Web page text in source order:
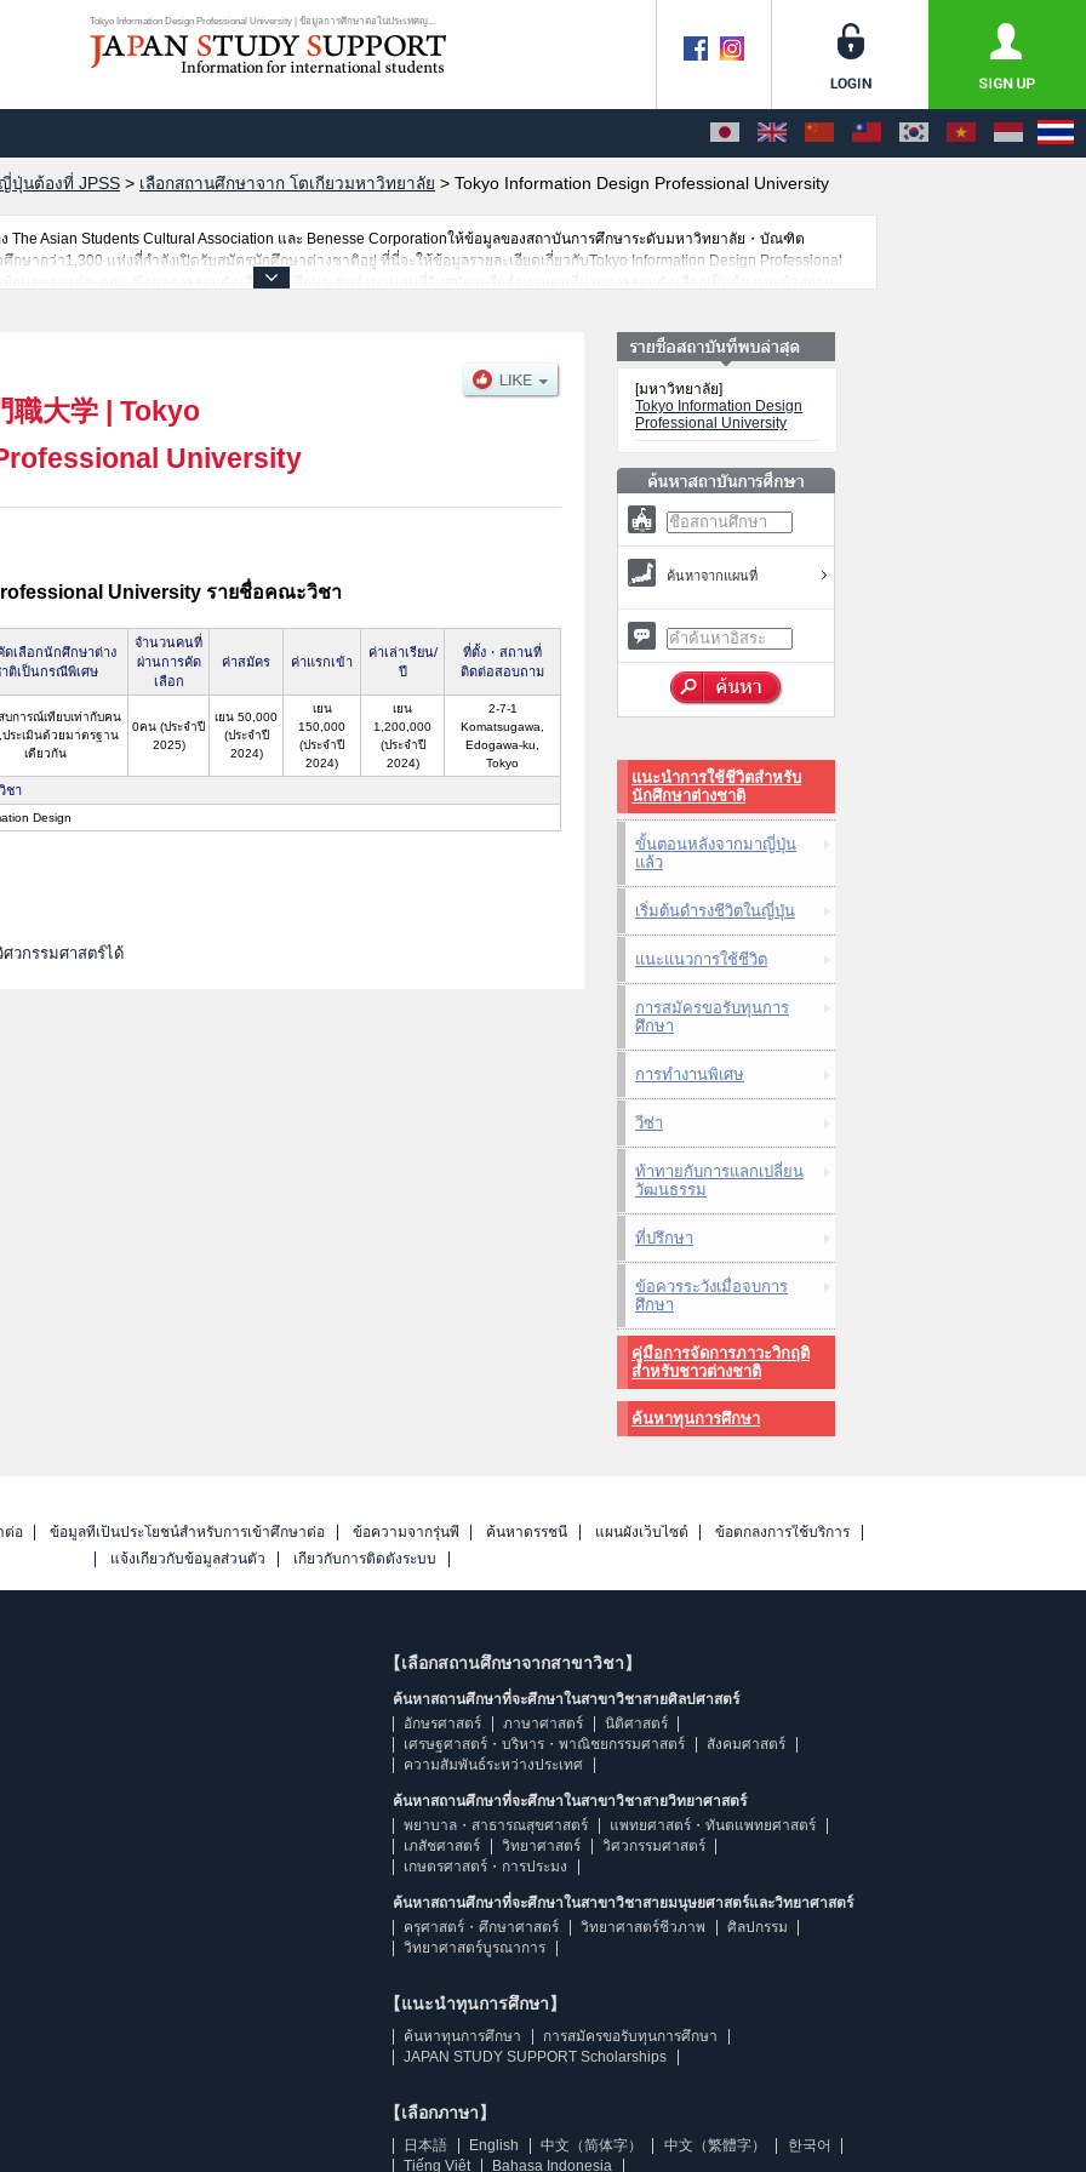
Tokyo Information Design Professional University | ข้อมูลการศึกษาต่อในประเทศญ...
ปุ่นต้องที่ JPSS > เลือกสถานศึกษาจาก โตเกียวมหาวิทยาลัย > Tokyo Information Design Professional University
The Asian Students Cultural Association และ Benesse Corporationให้ข้อมูลของสถาบันการศึกษาระดับมหาวิทยาลัย・บัณฑิต
ษากว่า1,300 แห่งที่กำลังเปิดรับสมัครนักศึกษาต่างชาติอยู่ ที่นี่จะให้ข้อมูลรายละเอียดเกี่ยวกับTokyo Information Design Professional
ข้อมูลของแต่ละคณะ,ข้อมูลการสอบคัดเลือกเข้าศึกษาเช่นจำนวนคนที่รับสมัครหรือจำนวนคนที่ผ่านการสอบคัดเลือกเป็นต้น,แนะนำสถาน
職大学 | Tokyo
University
University รายชื่อคณะวิชา
ดเลือกนักศึกษาต่าง
ติเป็นกรณีพิเศษ
จำนวนคนที่
ผ่านการคัด
เลือก
ค่าสมัคร ค่าแรกเข้า
ค่าเล่าเรียน/
ปี
ที่ตั้ง・สถานที่
ติดต่อสอบถาม
บการณ์เทียบเท่ากับคน
ระเมินด้วยมาตรฐาน
เดียวกัน
0คน (ประจำปี
2025)
เยน 50,000
(ประจำปี
2024)
เยน
150,000
(ประจำปี
2024)
เยน
1,200,000
(ประจำปี
2024)
2-7-1
Komatsugawa,
Edogawa-ku,
Tokyo
ชา
Design
วกรรมศาสตร์ได้
[มหาวิทยาลัย]
Tokyo Information Design
Professional University
ค้นหาจากแผนที่
แนะนำการใช้ชีวิตสำหรับ
นักศึกษาต่างชาติ
ขั้นตอนหลังจากมาญี่ปุ่น
แล้ว
เริ่มต้นดำรงชีวิตในญี่ปุ่น
แนะแนวการใช้ชีวิต
การสมัครขอรับทุนการ
ศึกษา
การทำงานพิเศษ
วีซ่า
ท้าทายกับการแลกเปลี่ยน
วัฒนธรรม
ที่ปรึกษา
ข้อควรระวังเมื่อจบการ
ศึกษา
คู่มือการจัดการภาวะวิกฤติ
สำหรับชาวต่างชาติ
ค้นหาทุนการศึกษา
ต่อ ข้อมูลที่เป็นประโยชน์สำหรับการเข้าศึกษาต่อ ข้อความจากรุ่นพี่ ค้นหาดรรชนี แผนผังเว็บไซต์
ข้อตกลงการใช้บริการ
แจ้งเกี่ยวกับข้อมูลส่วนตัว
เกี่ยวกับการติดตั้งระบบ
【เลือกสถานศึกษาจากสาขาวิชา】
ค้นหาสถานศึกษาที่จะศึกษาในสาขาวิชาสายศิลปศาสตร์
อักษรศาสตร์
ภาษาศาสตร์
นิติศาสตร์
เศรษฐศาสตร์・บริหาร・พาณิชยกรรมศาสตร์
สังคมศาสตร์
ความสัมพันธ์ระหว่างประเทศ
ค้นหาสถานศึกษาที่จะศึกษาในสาขาวิชาสายวิทยาศาสตร์
พยาบาล・สาธารณสุขศาสตร์
แพทยศาสตร์・ทันตแพทยศาสตร์
เภสัชศาสตร์
วิทยาศาสตร์
วิศวกรรมศาสตร์
เกษตรศาสตร์・การประมง
ค้นหาสถานศึกษาที่จะศึกษาในสาขาวิชาสายมนุษยศาสตร์และวิทยาศาสตร์
ครุศาสตร์・ศึกษาศาสตร์
วิทยาศาสตร์ชีวภาพ
ศิลปกรรม
วิทยาศาสตร์บูรณาการ
【แนะนำทุนการศึกษา】
ค้นหาทุนการศึกษา
การสมัครขอรับทุนการศึกษา
JAPAN STUDY SUPPORT Scholarships
【เลือกภาษา】
日本語 English 中文（简体字） 中文（繁體字）
한국어
Tiếng Việt
Bahasa Indonesia